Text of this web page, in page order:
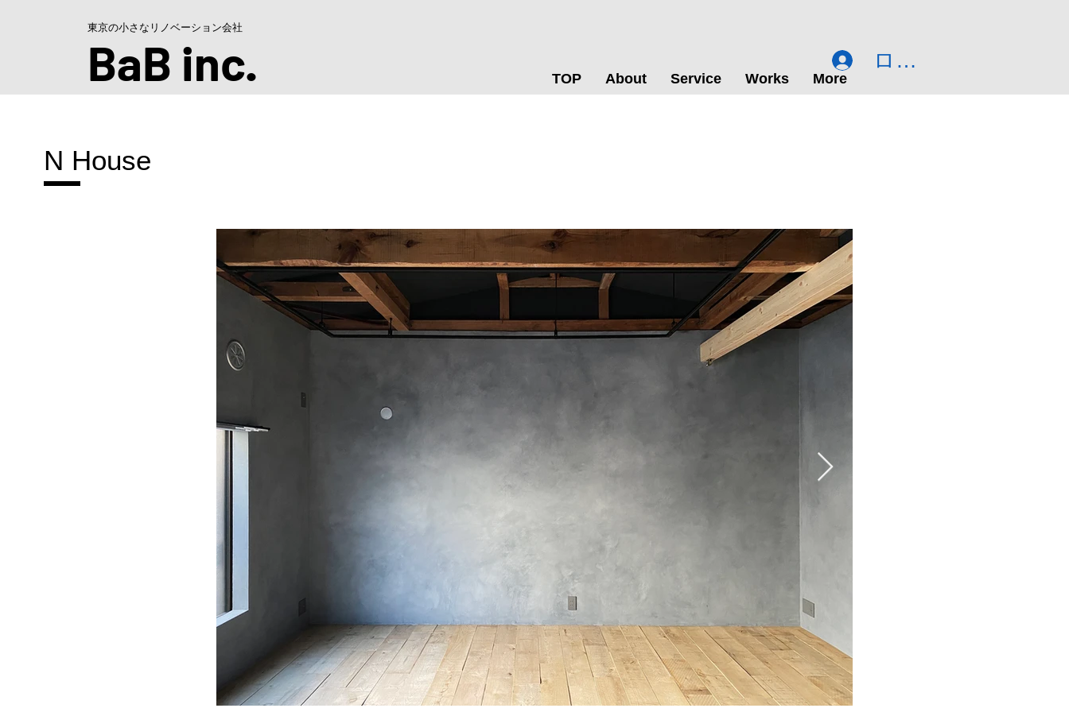
東京の小さなリノベーション会社
BaB inc. TOP About Service Works More
ログイン
N House